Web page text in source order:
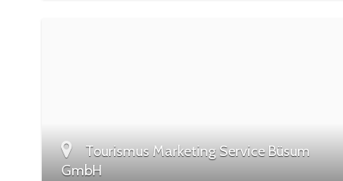
Tourismus Marketing Service Büsum
GmbH